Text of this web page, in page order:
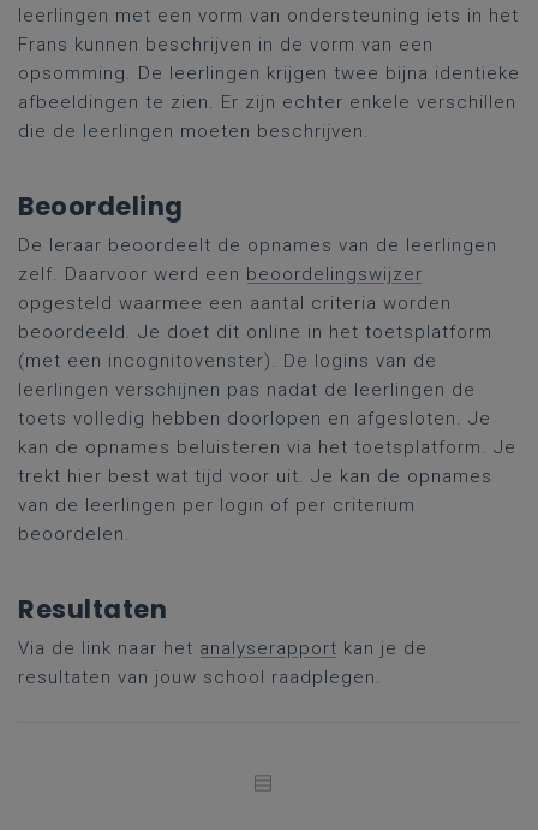
leerlingen met een vorm van ondersteuning iets in het
Frans kunnen beschrijven in de vorm van een
opsomming. De leerlingen krijgen twee bijna identieke
afbeeldingen te zien. Er zijn echter enkele verschillen
die de leerlingen moeten beschrijven.
Beoordeling
De leraar beoordeelt de opnames van de leerlingen
zelf. Daarvoor werd een beoordelingswijzer
opgesteld waarmee een aantal criteria worden
beoordeeld. Je doet dit online in het toetsplatform
(met een incognitovenster). De logins van de
leerlingen verschijnen pas nadat de leerlingen de
toets volledig hebben doorlopen en afgesloten. Je
kan de opnames beluisteren via het toetsplatform. Je
trekt hier best wat tijd voor uit. Je kan de opnames
van de leerlingen per login of per criterium
beoordelen.
Resultaten
Via de link naar het analyserapport kan je de
resultaten van jouw school raadplegen.